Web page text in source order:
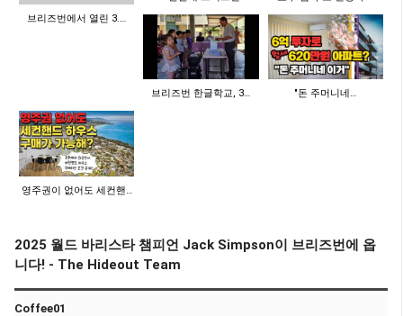
브리즈번에서 열린 3.…
브리즈번 한글학교, 3… "돈 주머니네…
영주권이 없어도 세컨핸…
2025 월드 바리스타 챔피언 Jack Simpson이 브리즈번에 옵
니다! - The Hideout Team
Coffee01